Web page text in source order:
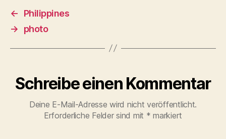
←
Philippines
→
photo
Schreibe einen Kommentar
Deine E-Mail-Adresse wird nicht veröffentlicht.
Erforderliche Felder sind mit * markiert